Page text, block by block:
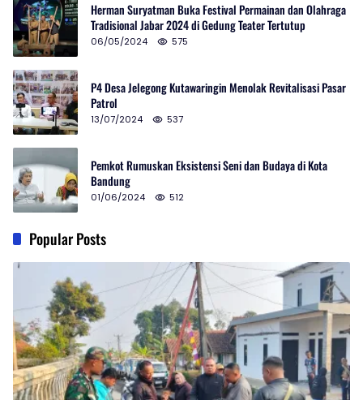
Herman Suryatman Buka Festival Permainan dan Olahraga
Tradisional Jabar 2024 di Gedung Teater Tertutup
06/05/2024 575
P4 Desa Jelegong Kutawaringin Menolak Revitalisasi Pasar
Patrol
13/07/2024 537
Pemkot Rumuskan Eksistensi Seni dan Budaya di Kota
Bandung
01/06/2024 512
Popular Posts